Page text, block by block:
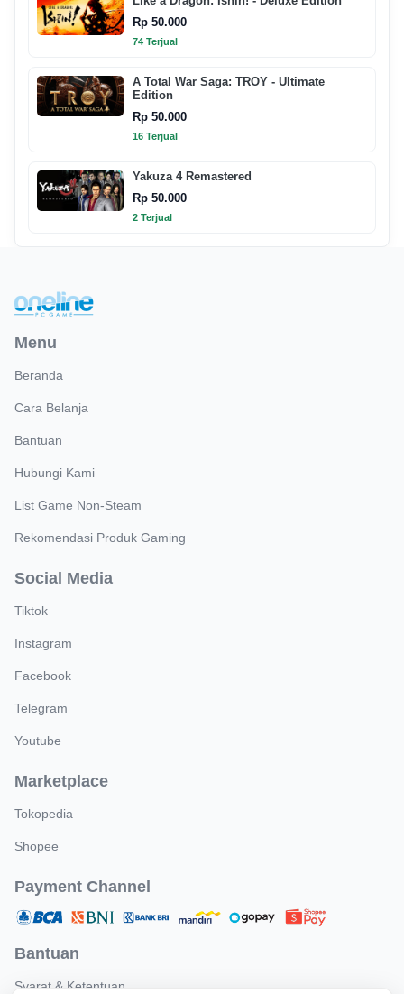
Rp 50.000
74 Terjual
A Total War Saga: TROY - Ultimate
Edition
Rp 50.000
16 Terjual
Yakuza 4 Remastered
Rp 50.000
2 Terjual
Menu
Beranda
Cara Belanja
Bantuan
Hubungi Kami
List Game Non-Steam
Rekomendasi Produk Gaming
Social Media
Tiktok
Instagram
Facebook
Telegram
Youtube
Marketplace
Tokopedia
Shopee
Payment Channel
Bantuan
Syarat & Ketentuan